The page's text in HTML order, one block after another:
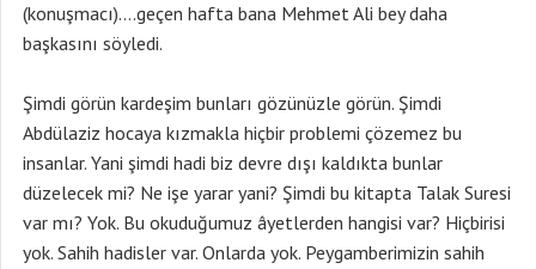
(konuşmacı)….geçen hafta bana Mehmet Ali bey daha
başkasını söyledi.
Şimdi görün kardeşim bunları gözünüzle görün. Şimdi
Abdülaziz hocaya kızmakla hiçbir problemi çözemez bu
insanlar. Yani şimdi hadi biz devre dışı kaldıkta bunlar
düzelecek mi? Ne işe yarar yani? Şimdi bu kitapta Talak Suresi
var mı? Yok. Bu okuduğumuz âyetlerden hangisi var? Hiçbirisi
yok. Sahih hadisler var. Onlarda yok. Peygamberimizin sahih